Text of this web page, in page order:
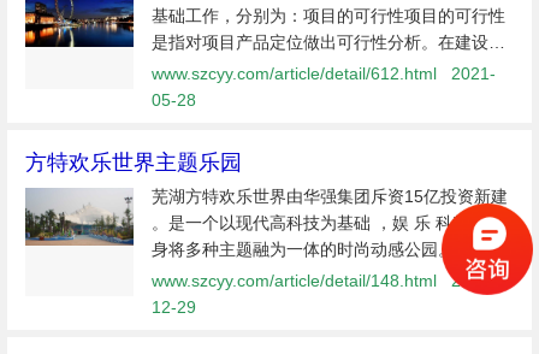
基础工作，分别为：项目的可行性项目的可行性
是指对项目产品定位做出可行性分析。在建设一
个项目时，我们肯定会面临在哪儿建、建什么
样、多大规模、投资额是多少等问题。最初我们
www.szcyy.com/article/detail/612.html
2021-
05-28
方特欢乐世界​主题乐园
芜湖方特欢乐世界由华强集团斥资15亿投资新建
。是一个以现代高科技为基础 ，娱 乐 科教于一
身将多种主题融为一体的时尚动感公园。堪称“国
际一流，国内仅有”。公园占地124.7万平方米。
公司承接了该项目部分工程,公司全体人员秉承质
www.szcyy.com/article/detail/148.html
2020-
12-29